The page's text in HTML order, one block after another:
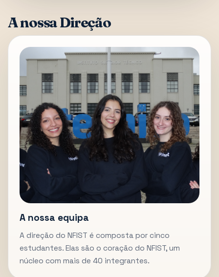
A nossa Direção
A nossa equipa
A direção do NFIST é composta por cinco
estudantes. Elas são o coração do NFIST, um
núcleo com mais de 40 integrantes.